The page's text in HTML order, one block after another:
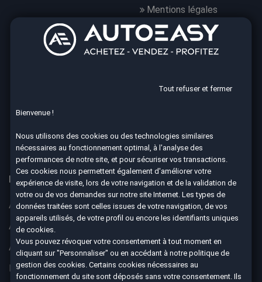
Mentions légales
Données personnelles
8590 avis Google
Nos 67 agences à votre service dans toute la France
Aix-en-Provence
Ajaccio
Albertville
Angoulême
Aurillac
Belfort
Bergerac
Tout refuser et fermer
Bienvenue !
Nous utilisons des cookies ou des technologies similaires
nécessaires au fonctionnement optimal, à l'analyse des
performances de notre site, et pour sécuriser vos transactions.
Ces cookies nous permettent également d'améliorer votre
expérience de visite, lors de votre navigation et de la validation de
votre ou de vos demandes sur notre site Internet. Les types de
données traitées sont celles issues de votre navigation, de vos
appareils utilisés, de votre profil ou encore les identifiants uniques
de cookies.
Vous pouvez révoquer votre consentement à tout moment en
cliquant sur "Personnaliser" ou en accédant à notrepolitique de
gestion des cookies . Certains cookies nécessaires au
fonctionnement du site sont déposés sans votre consentement. Ils